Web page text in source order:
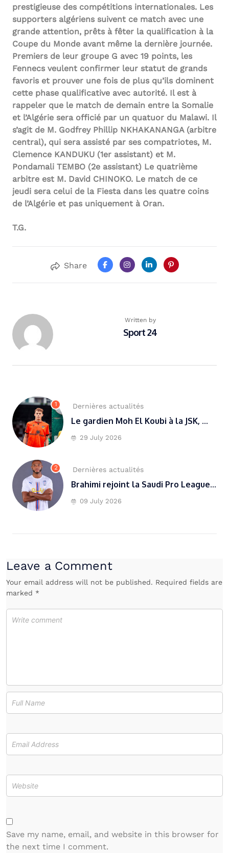
prestigieuse des compétitions internationales. Les
supporters algériens suivent ce match avec une
grande attention, prêts à fêter la qualification à la
Coupe du Monde avant même la dernière journée.
Premiers de leur groupe G avec 19 points, les
Fennecs veulent confirmer leur statut de grands
favoris et prouver une fois de plus qu’ils dominent
cette phase qualificative avec autorité. Il est à
rappeler que le match de demain entre la Somalie
et l’Algérie sera officié par un quatuor du Malawi. Il
s’agit de M. Godfrey Phillip NKHAKANANGA (arbitre
central), qui sera assisté par ses compatriotes, M.
Clemence KANDUKU (1er assistant) et M.
Pondamali TEMBO (2e assistant) Le quatrième
arbitre est M. David CHINOKO. Le match de ce
jeudi sera celui de la Fiesta dans les quatre coins
de l’Algérie et pas uniquement à Oran.
T.G.
Share
Written by
Sport 24
1 Dernières actualités
Le gardien Moh El Koubi à la JSK, ...
29 July 2026
2 Dernières actualités
Brahimi rejoint la Saudi Pro League...
09 July 2026
Leave a Comment
Your email address will not be published. Required fields are
marked *
Save my name, email, and website in this browser for
the next time I comment.